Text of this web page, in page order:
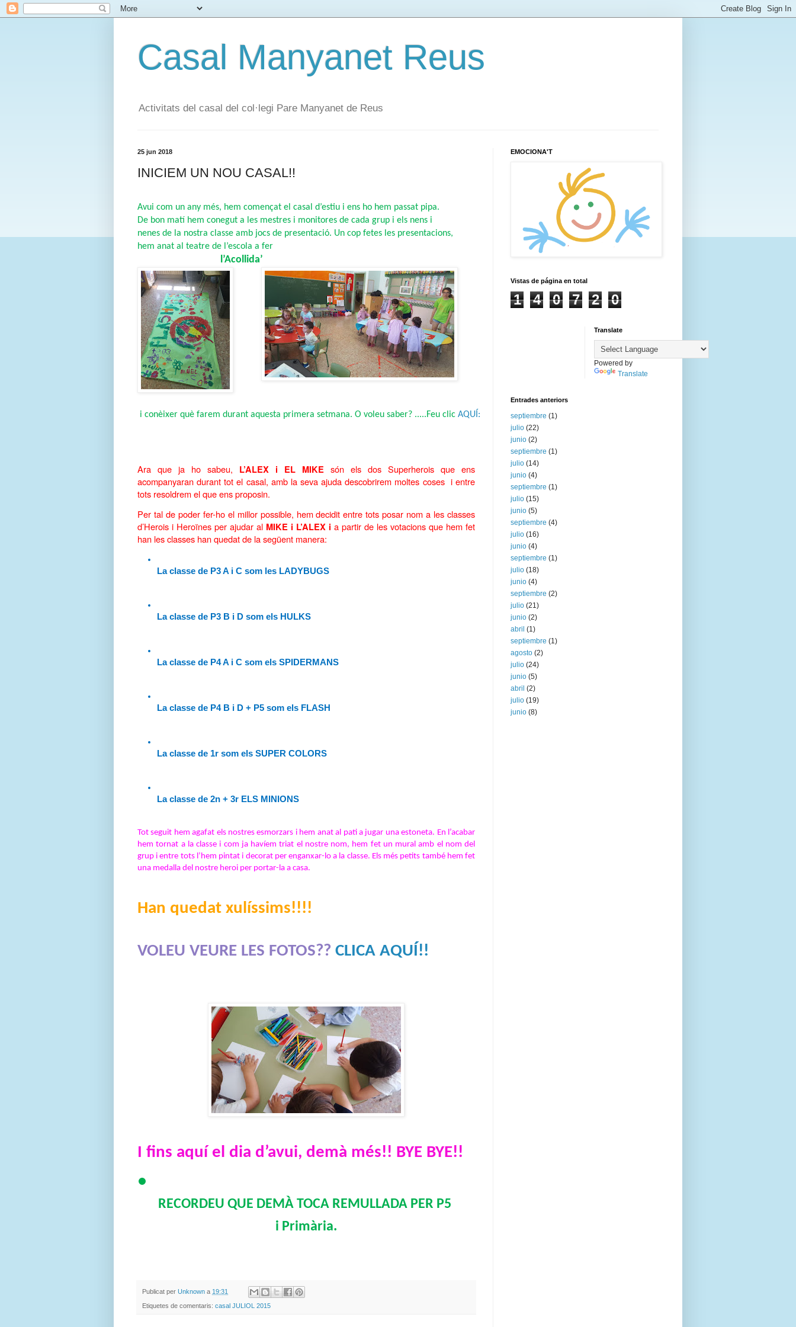
Casal Manyanet Reus
Activitats del casal del col·legi Pare Manyanet de Reus
25 jun 2018
INICIEM UN NOU CASAL!!
Avui com un any més, hem començat el casal d’estiu i ens ho hem passat pipa.
De bon matí hem conegut a les mestres i monitores de cada grup i els nens i
nenes de la nostra classe amb jocs de presentació. Un cop fetes les presentacions,
hem anat al teatre de l’escola a fer
                                   l’Acollida’
i conèixer què farem durant aquesta primera setmana. O voleu saber? .....Feu clic AQUÍ:
Ara que ja ho sabeu, L’ALEX i EL MIKE són els dos Superherois que ens
acompanyaran durant tot el casal, amb la seva ajuda descobrirem moltes coses  i entre
tots resoldrem el que ens proposin.
Per tal de poder fer-ho el millor possible, hem decidit entre tots posar nom a les classes
d’Herois i Heroïnes per ajudar al MIKE i L’ALEX i a partir de les votacions que hem fet
han les classes han quedat de la següent manera:
La classe de P3 A i C som les LADYBUGS
La classe de P3 B i D som els HULKS
La classe de P4 A i C som els SPIDERMANS
La classe de P4 B i D + P5 som els FLASH
La classe de 1r som els SUPER COLORS
La classe de 2n + 3r ELS MINIONS
Tot seguit hem agafat els nostres esmorzars i hem anat al pati a jugar una estoneta. En l’acabar
hem tornat a la classe i com ja havíem triat el nostre nom, hem fet un mural amb el nom del
grup i entre tots l’hem pintat i decorat per enganxar-lo a la classe. Els més petits també hem fet
una medalla del nostre heroi per portar-la a casa.
Han quedat xulíssims!!!!
VOLEU VEURE LES FOTOS?? CLICA AQUÍ!!
I fins aquí el dia d’avui, demà més!! BYE BYE!!
RECORDEU QUE DEMÀ TOCA REMULLADA PER P5
i Primària.
Publicat per Unknown a 19:31
Etiquetes de comentaris: casal JULIOL 2015
EMOCIONA'T
Vistas de página en total
1 4 0 7 2 0
Translate
Powered by
Translate
Entrades anteriors
septiembre (1)
julio (22)
junio (2)
septiembre (1)
julio (14)
junio (4)
septiembre (1)
julio (15)
junio (5)
septiembre (4)
julio (16)
junio (4)
septiembre (1)
julio (18)
junio (4)
septiembre (2)
julio (21)
junio (2)
abril (1)
septiembre (1)
agosto (2)
julio (24)
junio (5)
abril (2)
julio (19)
junio (8)